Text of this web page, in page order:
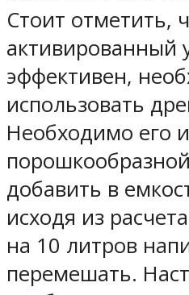
Стоит отметить,
активированный
эффективен,
использовать
Необходимо его
добавить в
исходя из
на 10 литров
перемешать.